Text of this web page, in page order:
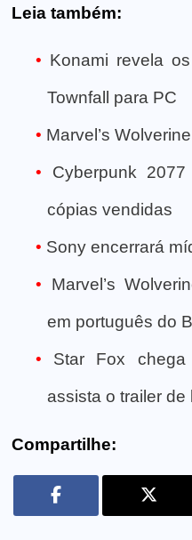
Leia também:
Konami revela
Townfall para PC
Marvel’s
Cyberpunk
cópias vendidas
Sony encerrará
Marvel’s
em português do
Star Fox
assista o trailer de
Compartilhe: